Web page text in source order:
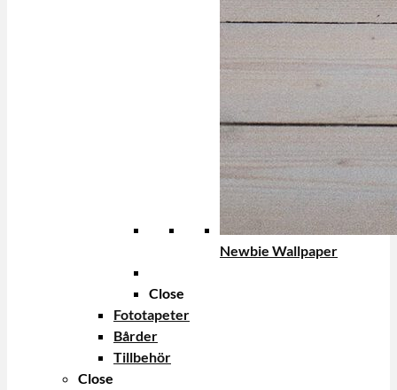
Newbie Wallpaper
Close
Fototapeter
Bårder
Tillbehör
Close